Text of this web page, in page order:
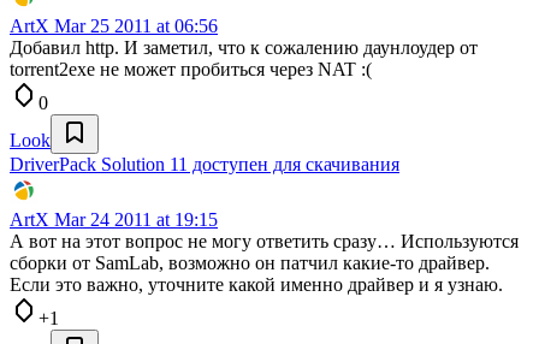
ArtX Mar 25 2011 at 06:56
Добавил http. И заметил, что к сожалению даунлоудер от
torrent2exe не может пробиться через NAT :(
0
Look
DriverPack Solution 11 доступен для скачивания
ArtX Mar 24 2011 at 19:15
А вот на этот вопрос не могу ответить сразу… Используются
сборки от SamLab, возможно он патчил какие-то драйвер.
Если это важно, уточните какой именно драйвер и я узнаю.
+1